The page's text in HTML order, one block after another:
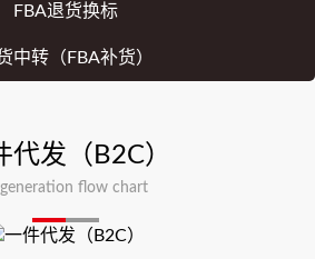
FBA退货换标
中转（FBA补货）
代发（B2C）
flow chart